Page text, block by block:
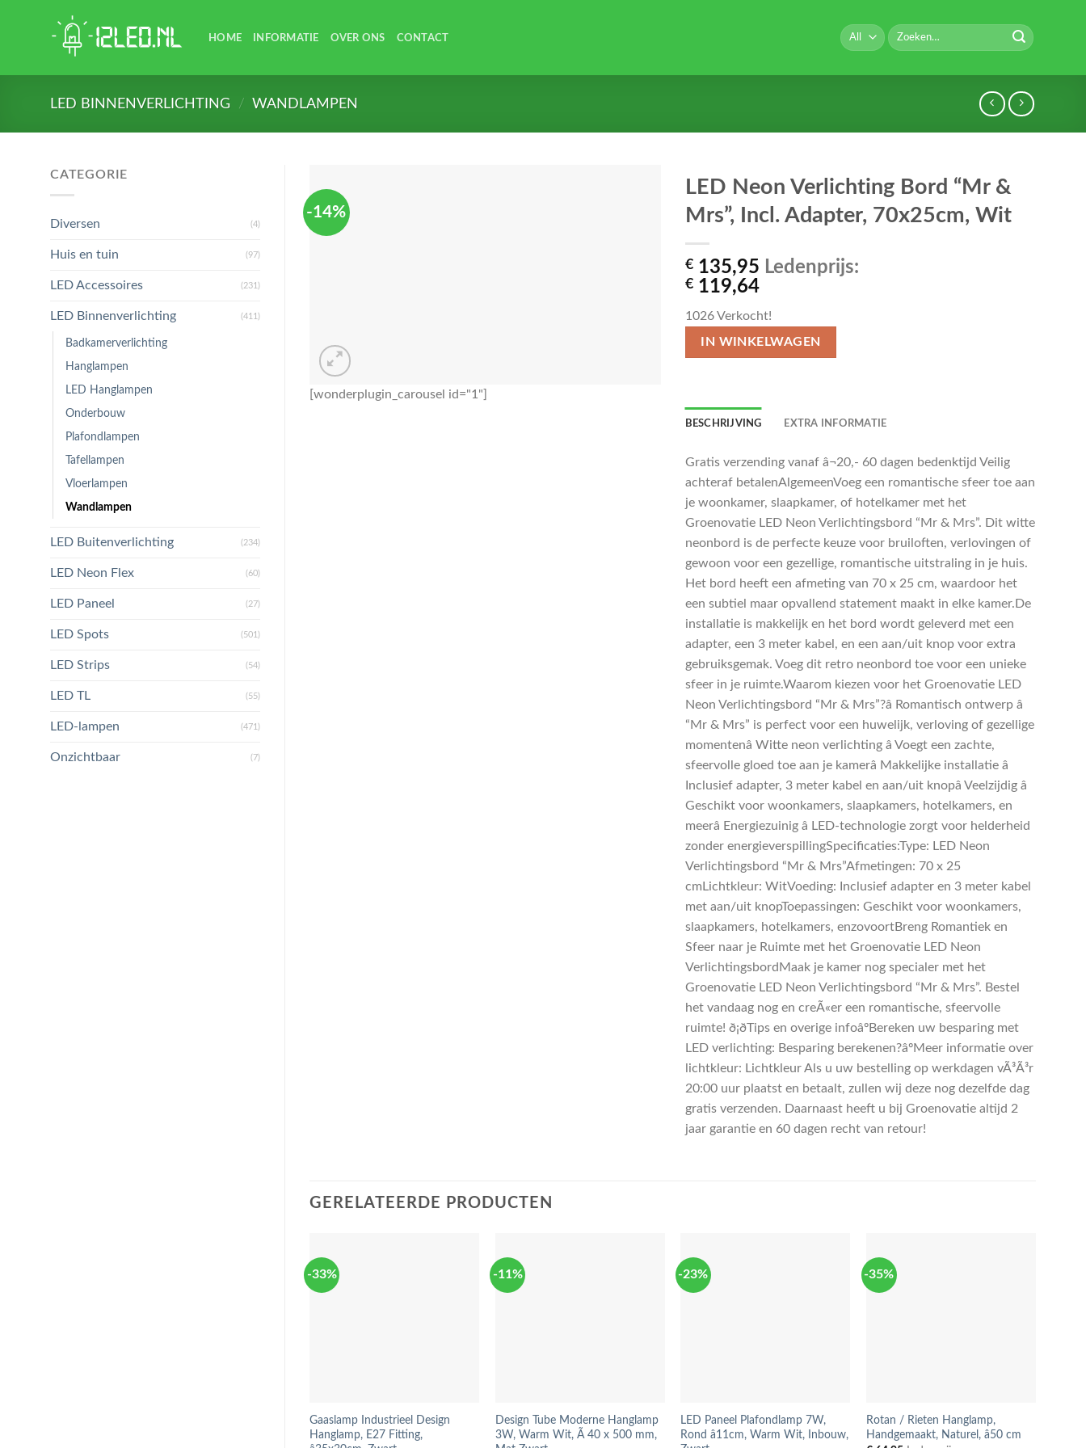
HOME INFORMATIE OVER ONS CONTACT
Zoeken
naar:
LED BINNENVERLICHTING / WANDLAMPEN
CATEGORIE
Diversen (4)
Huis en tuin (97)
LED Accessoires (231)
LED Binnenverlichting (411)
Badkamerverlichting
Hanglampen
LED Hanglampen
Onderbouw
Plafondlampen
Tafellampen
Vloerlampen
Wandlampen
LED Buitenverlichting (234)
LED Neon Flex (60)
LED Paneel (27)
LED Spots (501)
LED Strips (54)
LED TL (55)
LED-lampen (471)
Onzichtbaar (7)
-14%
[wonderplugin_carousel id="1"]
LED Neon Verlichting Bord “Mr &
Mrs”, Incl. Adapter, 70x25cm, Wit
€135,95 Ledenprijs:
€119,64
1026 Verkocht!
IN WINKELWAGEN
BESCHRIJVING EXTRA INFORMATIE
Gratis verzending vanaf â¬20,- 60 dagen bedenktijd Veilig
achteraf betalenAlgemeenVoeg een romantische sfeer toe aan
je woonkamer, slaapkamer, of hotelkamer met het
Groenovatie LED Neon Verlichtingsbord “Mr & Mrs”. Dit witte
neonbord is de perfecte keuze voor bruiloften, verlovingen of
gewoon voor een gezellige, romantische uitstraling in je huis.
Het bord heeft een afmeting van 70 x 25 cm, waardoor het
een subtiel maar opvallend statement maakt in elke kamer.De
installatie is makkelijk en het bord wordt geleverd met een
adapter, een 3 meter kabel, en een aan/uit knop voor extra
gebruiksgemak. Voeg dit retro neonbord toe voor een unieke
sfeer in je ruimte.Waarom kiezen voor het Groenovatie LED
Neon Verlichtingsbord “Mr & Mrs”?â Romantisch ontwerp â
“Mr & Mrs” is perfect voor een huwelijk, verloving of gezellige
momentenâ Witte neon verlichting â Voegt een zachte,
sfeervolle gloed toe aan je kamerâ Makkelijke installatie â
Inclusief adapter, 3 meter kabel en aan/uit knopâ Veelzijdig â
Geschikt voor woonkamers, slaapkamers, hotelkamers, en
meerâ Energiezuinig â LED-technologie zorgt voor helderheid
zonder energieverspillingSpecificaties:Type: LED Neon
Verlichtingsbord “Mr & Mrs”Afmetingen: 70 x 25
cmLichtkleur: WitVoeding: Inclusief adapter en 3 meter kabel
met aan/uit knopToepassingen: Geschikt voor woonkamers,
slaapkamers, hotelkamers, enzovoortBreng Romantiek en
Sfeer naar je Ruimte met het Groenovatie LED Neon
VerlichtingsbordMaak je kamer nog specialer met het
Groenovatie LED Neon Verlichtingsbord “Mr & Mrs”. Bestel
het vandaag nog en creÃ«er een romantische, sfeervolle
ruimte! ð¡ðTips en overige infoâºBereken uw besparing met
LED verlichting: Besparing berekenen?âºMeer informatie over
lichtkleur: Lichtkleur Als u uw bestelling op werkdagen vÃ³Ã³r
20:00 uur plaatst en betaalt, zullen wij deze nog dezelfde dag
gratis verzenden. Daarnaast heeft u bij Groenovatie altijd 2
jaar garantie en 60 dagen recht van retour!
GERELATEERDE PRODUCTEN
-33%
Gaaslamp Industrieel Design
Hanglamp, E27 Fitting,
-11%
Design Tube Moderne Hanglamp
3W, Warm Wit, Ã 40 x 500 mm,
-23%
LED Paneel Plafondlamp 7W,
Rond â11cm, Warm Wit, Inbouw,
-35%
Rotan / Rieten Hanglamp,
Handgemaakt, Naturel, â50 cm